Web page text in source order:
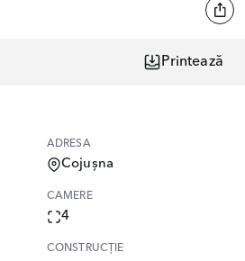
Printează
ADRESA
Cojușna
CAMERE
4
CONSTRUCȚIE